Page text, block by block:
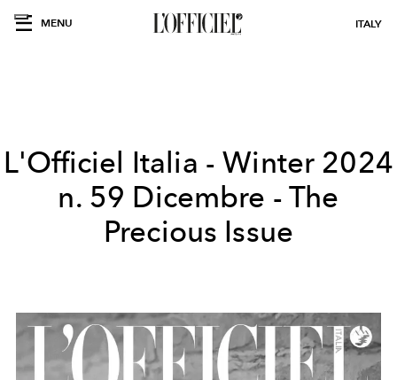
MENU ITALY
L'Officiel Italia - Winter 2024
n. 59 Dicembre - The
Precious Issue